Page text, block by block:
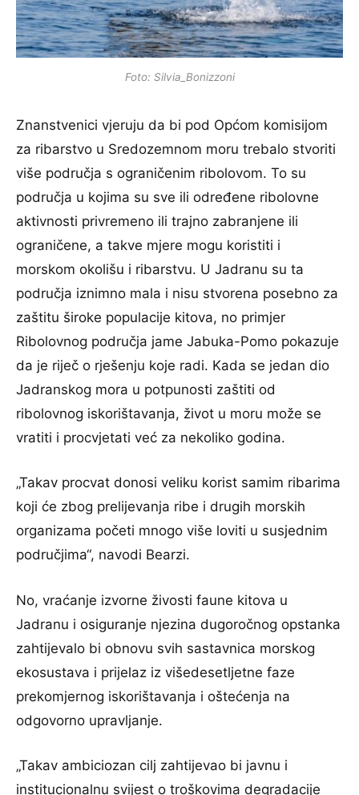
Foto: Silvia_Bonizzoni
Znanstvenici vjeruju da bi pod Općom komisijom
za ribarstvo u Sredozemnom moru trebalo stvoriti
više područja s ograničenim ribolovom. To su
područja u kojima su sve ili određene ribolovne
aktivnosti privremeno ili trajno zabranjene ili
ograničene, a takve mjere mogu koristiti i
morskom okolišu i ribarstvu. U Jadranu su ta
područja iznimno mala i nisu stvorena posebno za
zaštitu široke populacije kitova, no primjer
Ribolovnog područja jame Jabuka-Pomo pokazuje
da je riječ o rješenju koje radi. Kada se jedan dio
Jadranskog mora u potpunosti zaštiti od
ribolovnog iskorištavanja, život u moru može se
vratiti i procvjetati već za nekoliko godina.
„Takav procvat donosi veliku korist samim ribarima
koji će zbog prelijevanja ribe i drugih morskih
organizama početi mnogo više loviti u susjednim
područjima“, navodi Bearzi.
No, vraćanje izvorne živosti faune kitova u
Jadranu i osiguranje njezina dugoročnog opstanka
zahtijevalo bi obnovu svih sastavnica morskog
ekosustava i prijelaz iz višedesetljetne faze
prekomjernog iskorištavanja i oštećenja na
odgovorno upravljanje.
„Takav ambiciozan cilj zahtijevao bi javnu i
institucionalnu svijest o troškovima degradacije